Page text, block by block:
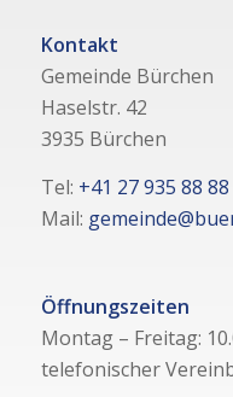
Kontakt
Gemeinde Bürchen
Haselstr. 42
3935 Bürchen
Tel: +41 27 935 88 88
Mail:
Öffnungszeiten
Montag – Freitag:
telefonischer